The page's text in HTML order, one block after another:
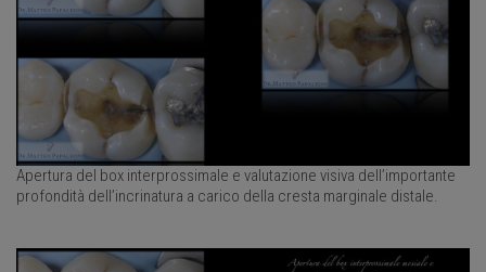
Apertura del box interprossimale e valutazione visiva dell’importante
profondità dell’incrinatura a carico della cresta marginale distale.